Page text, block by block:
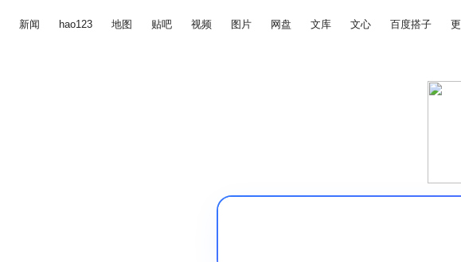
新闻 hao123 地图 贴吧 视频 图片 网盘 文库 文心 百度搭子